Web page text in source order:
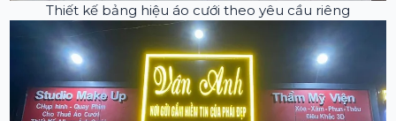
Thiết kế bảng hiệu áo cưới theo yêu cầu riêng